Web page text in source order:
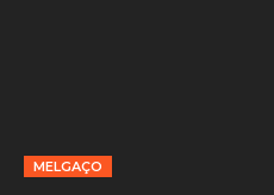
MELGAÇO